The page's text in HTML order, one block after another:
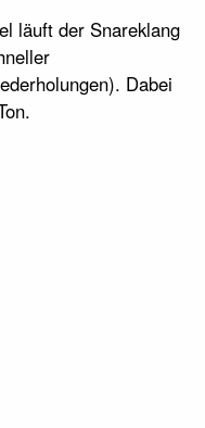
läuft der Snareklang
Dabei